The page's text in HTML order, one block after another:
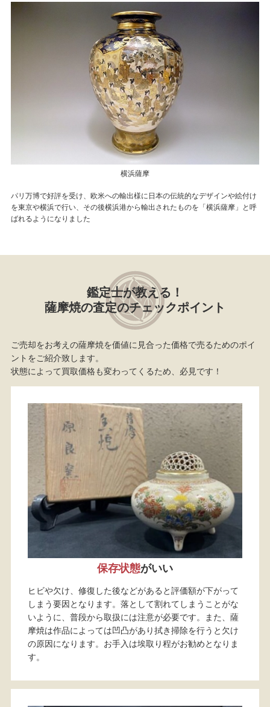
横浜薩摩
パリ万博で好評を受け、欧米への輸出様に日本の伝統的なデザインや絵付け
を東京や横浜で行い、その後横浜港から輸出されたものを「横浜薩摩」と呼
ばれるようになりました
鑑定士が教える！
薩摩焼の査定のチェックポイント
ご売却をお考えの薩摩焼を価値に見合った価格で売るためのポイ
ントをご紹介致します。
状態によって買取価格も変わってくるため、必見です！
保存状態がいい
ヒビや欠け、修復した後などがあると評価額が下がって
しまう要因となります。落として割れてしまうことがな
いように、普段から取扱には注意が必要です。また、薩
摩焼は作品によっては凹凸があり拭き掃除を行うと欠け
の原因になります。お手入は埃取り程がお勧めとなりま
す。